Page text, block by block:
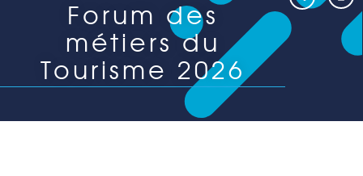
Forum des
métiers du
Tourisme 2026